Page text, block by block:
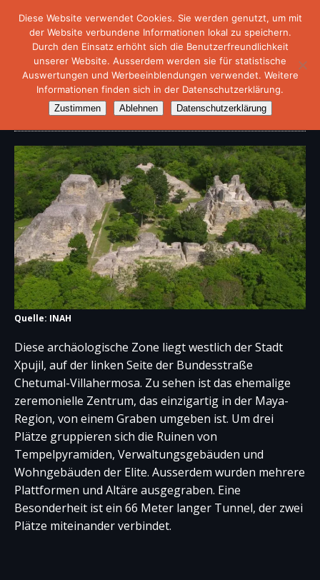
Archäologische Stätte „Becán“
Quelle: INAH
Diese archäologische Zone liegt westlich der Stadt
Xpujil, auf der linken Seite der Bundesstraße
Chetumal-Villahermosa. Zu sehen ist das ehemalige
zeremonielle Zentrum, das einzigartig in der Maya-
Region, von einem Graben umgeben ist. Um drei
Plätze gruppieren sich die Ruinen von
Tempelpyramiden, Verwaltungsgebäuden und
Wohngebäuden der Elite. Ausserdem wurden mehrere
Plattformen und Altäre ausgegraben. Eine
Besonderheit ist ein 66 Meter langer Tunnel, der zwei
Plätze miteinander verbindet.
Diese Website verwendet Cookies. Sie werden genutzt, um mit
der Website verbundene Informationen lokal zu speichern.
Durch den Einsatz erhöht sich die Benutzerfreundlichkeit
unserer Website. Ausserdem werden sie für statistische
Auswertungen und Werbeeinblendungen verwendet. Weitere
Informationen finden sich in der Datenschutzerklärung.
Zustimmen Ablehnen Datenschutzerklärung